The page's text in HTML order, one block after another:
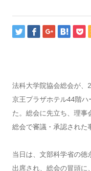
法科大学院協会総会が、
京王プラザホテル44階ハ
た。総会に先立ち、理事
総会で審議・承認された
当日は、文部科学省の徳
出席され、総会の冒頭に